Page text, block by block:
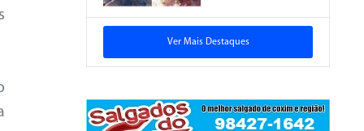
Ver Mais Destaques